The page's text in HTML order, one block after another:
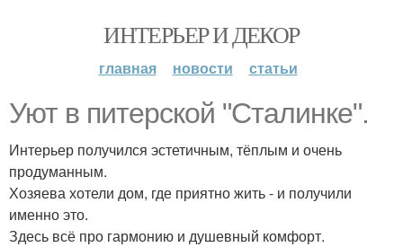
ИНТЕРЬЕР И ДЕКОР
главная новости статьи
Уют в питерской "Сталинке".
Интерьер получился эстетичным, тёплым и очень
продуманным.
Хозяева хотели дом, где приятно жить - и получили
именно это.
Здесь всё про гармонию и душевный комфорт.